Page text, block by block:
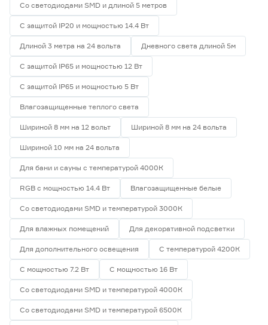
Со светодиодами SMD и длиной 5 метров
С защитой IP20 и мощностью 14.4 Вт
Длиной 3 метра на 24 вольта Дневного света длиной 5м
С защитой IP65 и мощностью 12 Вт
С защитой IP65 и мощностью 5 Вт
Влагозащищенные теплого света
Шириной 8 мм на 12 вольт Шириной 8 мм на 24 вольта
Шириной 10 мм на 24 вольта
Для бани и сауны с температурой 4000К
RGB с мощностью 14.4 Вт Влагозащищенные белые
Со светодиодами SMD и температурой 3000К
Для влажных помещений Для декоративной подсветки
Для дополнительного освещения С температурой 4200К
С мощностью 7.2 Вт С мощностью 16 Вт
Со светодиодами SMD и температурой 4000К
Со светодиодами SMD и температурой 6500К